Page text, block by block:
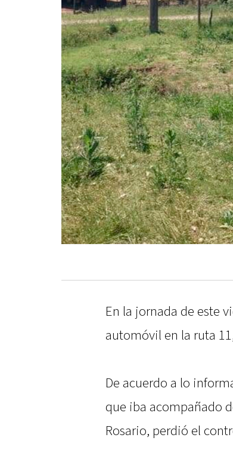
En la jornada de este
automóvil en la ruta
De acuerdo a lo
que iba acompañado
Rosario, perdió el